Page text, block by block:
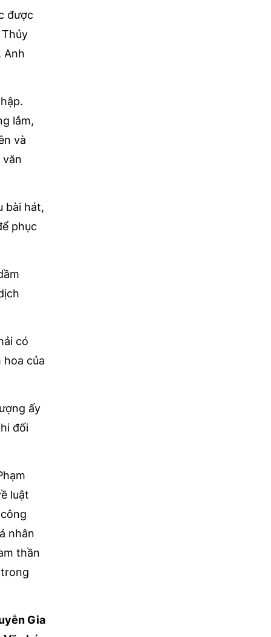
được
Anh
lắm,
và
văn
bài hát,
phục
có
của
ấy
đối
luật
nhân
thần
Gia